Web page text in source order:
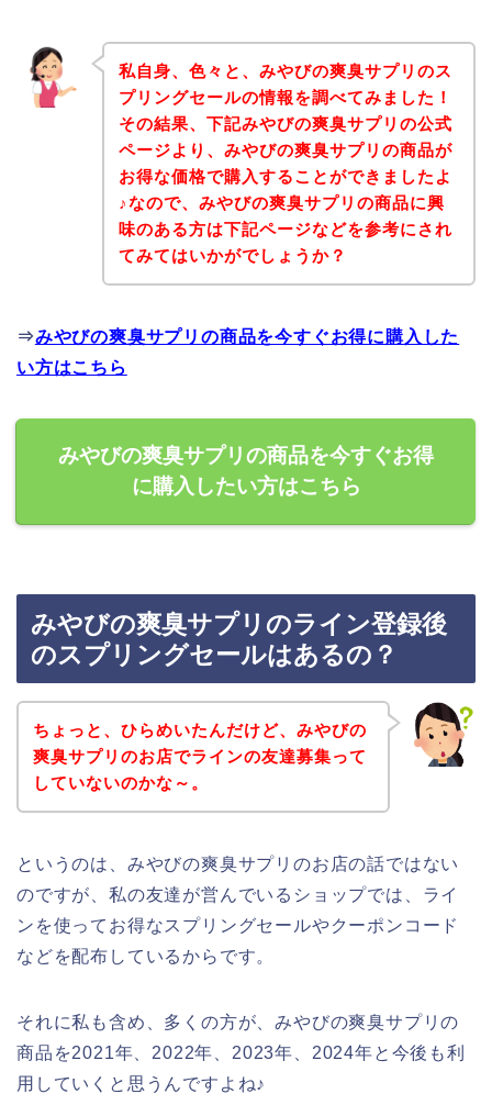
私自身、色々と、みやびの爽臭サプリのス
プリングセールの情報を調べてみました！
その結果、下記みやびの爽臭サプリの公式
ページより、みやびの爽臭サプリの商品が
お得な価格で購入することができましたよ
♪なので、みやびの爽臭サプリの商品に興
味のある方は下記ページなどを参考にされ
てみてはいかがでしょうか？
⇒みやびの爽臭サプリの商品を今すぐお得に購入した
い方はこちら
みやびの爽臭サプリの商品を今すぐお得
に購入したい方はこちら
みやびの爽臭サプリのライン登録後
のスプリングセールはあるの？
ちょっと、ひらめいたんだけど、みやびの
爽臭サプリのお店でラインの友達募集って
していないのかな～。
というのは、みやびの爽臭サプリのお店の話ではない
のですが、私の友達が営んでいるショップでは、ライ
ンを使ってお得なスプリングセールやクーポンコード
などを配布しているからです。
それに私も含め、多くの方が、みやびの爽臭サプリの
商品を2021年、2022年、2023年、2024年と今後も利
用していくと思うんですよね♪